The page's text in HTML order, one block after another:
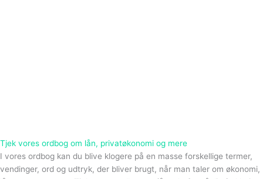
Tjek vores ordbog om lån, privatøkonomi og mere
I vores ordbog kan du blive klogere på en masse forskellige termer,
vendinger, ord og udtryk, der bliver brugt, når man taler om økonomi,